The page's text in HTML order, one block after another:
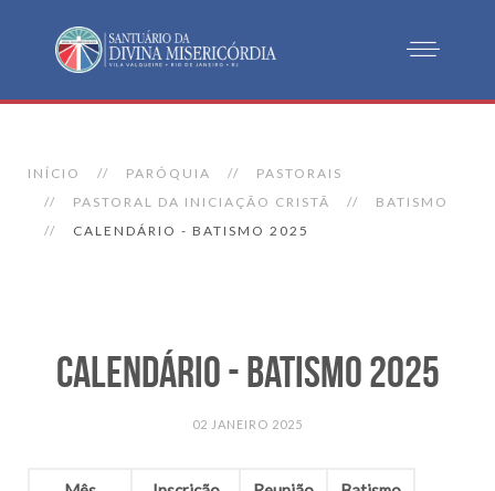
INÍCIO PARÓQUIA
PASTORAIS
PASTORAL DA INICIAÇÃO CRISTÃ
BATISMO
CALENDÁRIO - BATISMO 2025
Calendário - Batismo 2025
02 JANEIRO 2025